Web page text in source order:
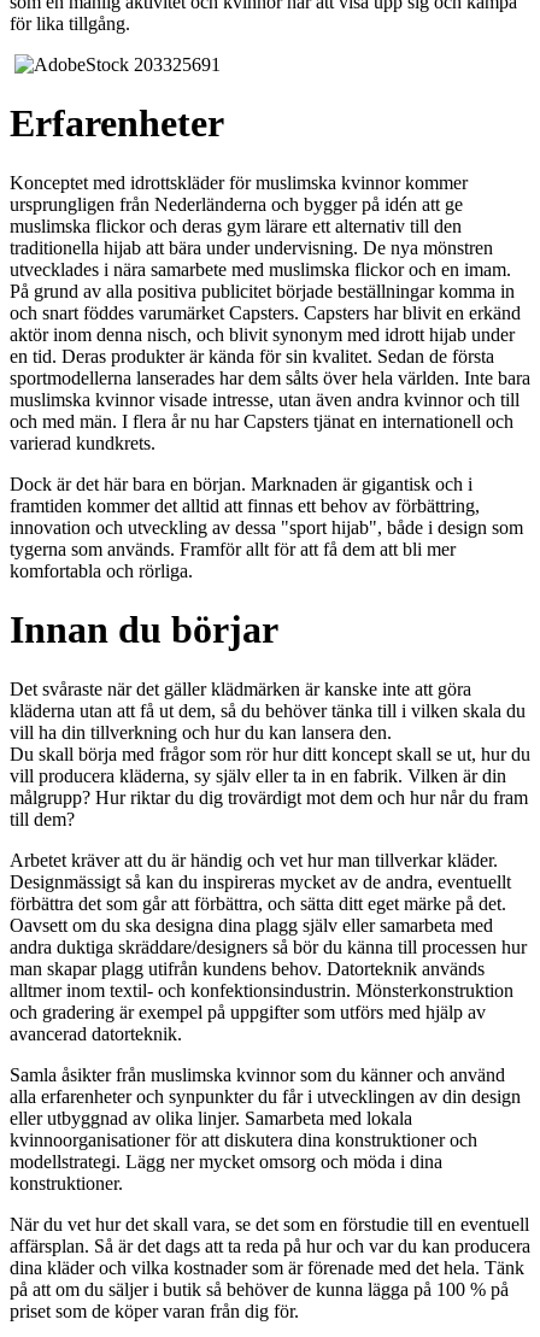
för lika tillgång.
Erfarenheter
Konceptet med idrottskläder för muslimska kvinnor kommer
ursprungligen från Nederländerna och bygger på idén att ge
muslimska flickor och deras gym lärare ett alternativ till den
traditionella hijab att bära under undervisning. De nya mönstren
utvecklades i nära samarbete med muslimska flickor och en imam.
På grund av alla positiva publicitet började beställningar komma in
och snart föddes varumärket Capsters. Capsters har blivit en erkänd
aktör inom denna nisch, och blivit synonym med idrott hijab under
en tid. Deras produkter är kända för sin kvalitet. Sedan de första
sportmodellerna lanserades har dem sålts över hela världen. Inte bara
muslimska kvinnor visade intresse, utan även andra kvinnor och till
och med män. I flera år nu har Capsters tjänat en internationell och
varierad kundkrets.
Dock är det här bara en början. Marknaden är gigantisk och i
framtiden kommer det alltid att finnas ett behov av förbättring,
innovation och utveckling av dessa "sport hijab", både i design som
tygerna som används. Framför allt för att få dem att bli mer
komfortabla och rörliga.
Innan du börjar
Det svåraste när det gäller klädmärken är kanske inte att göra
kläderna utan att få ut dem, så du behöver tänka till i vilken skala du
vill ha din tillverkning och hur du kan lansera den.
Du skall börja med frågor som rör hur ditt koncept skall se ut, hur du
vill producera kläderna, sy själv eller ta in en fabrik. Vilken är din
målgrupp? Hur riktar du dig trovärdigt mot dem och hur når du fram
till dem?
Arbetet kräver att du är händig och vet hur man tillverkar kläder.
Designmässigt så kan du inspireras mycket av de andra, eventuellt
förbättra det som går att förbättra, och sätta ditt eget märke på det.
Oavsett om du ska designa dina plagg själv eller samarbeta med
andra duktiga skräddare/designers så bör du känna till processen hur
man skapar plagg utifrån kundens behov. Datorteknik används
alltmer inom textil- och konfektionsindustrin. Mönsterkonstruktion
och gradering är exempel på uppgifter som utförs med hjälp av
avancerad datorteknik.
Samla åsikter från muslimska kvinnor som du känner och använd
alla erfarenheter och synpunkter du får i utvecklingen av din design
eller utbyggnad av olika linjer. Samarbeta med lokala
kvinnoorganisationer för att diskutera dina konstruktioner och
modellstrategi. Lägg ner mycket omsorg och möda i dina
konstruktioner.
När du vet hur det skall vara, se det som en förstudie till en eventuell
affärsplan. Så är det dags att ta reda på hur och var du kan producera
dina kläder och vilka kostnader som är förenade med det hela. Tänk
på att om du säljer i butik så behöver de kunna lägga på 100 % på
priset som de köper varan från dig för.